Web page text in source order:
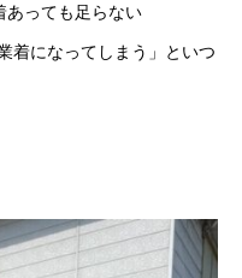
あっても足らない
着になってしまう」といつ